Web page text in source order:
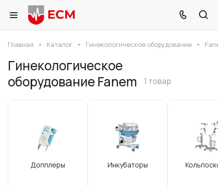
Главная Каталог Гинекологическое оборудование
Гинекологическое
оборудование Fanem
1 товар
Допплеры Инкубаторы